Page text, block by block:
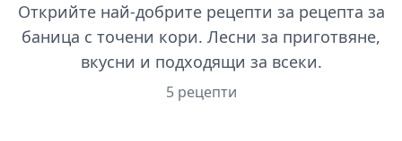
Открийте най-добрите рецепти за рецепта за
баница с точени кори. Лесни за приготвяне,
вкусни и подходящи за всеки.
5 рецепти